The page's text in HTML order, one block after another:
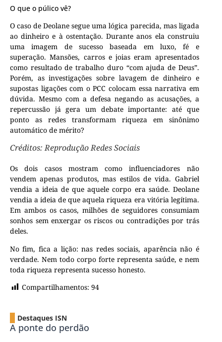
O que o púlico vê?
O caso de Deolane segue uma lógica parecida, mas ligada
ao dinheiro e à ostentação. Durante anos ela construiu
uma imagem de sucesso baseada em luxo, fé e
superação. Mansões, carros e joias eram apresentados
como resultado de trabalho duro “com ajuda de Deus”.
Porém, as investigações sobre lavagem de dinheiro e
supostas ligações com o PCC colocam essa narrativa em
dúvida. Mesmo com a defesa negando as acusações, a
repercussão já gera um debate importante: até que
ponto as redes transformam riqueza em sinônimo
automático de mérito?
Créditos: Reprodução Redes Sociais
Os dois casos mostram como influenciadores não
vendem apenas produtos, mas estilos de vida. Gabriel
vendia a ideia de que aquele corpo era saúde. Deolane
vendia a ideia de que aquela riqueza era vitória legítima.
Em ambos os casos, milhões de seguidores consumiam
sonhos sem enxergar os riscos ou contradições por trás
deles.
No fim, fica a lição: nas redes sociais, aparência não é
verdade. Nem todo corpo forte representa saúde, e nem
toda riqueza representa sucesso honesto.
Compartilhamentos: 94
Destaques ISN
A ponte do perdão